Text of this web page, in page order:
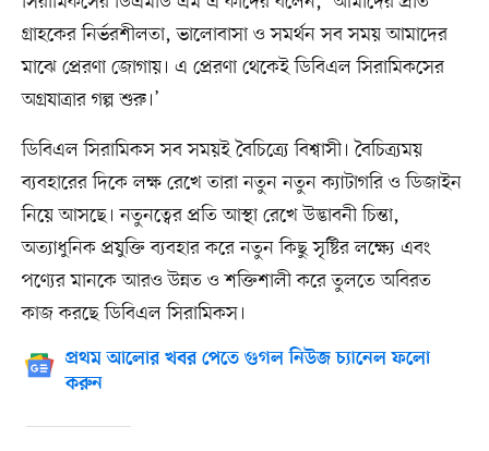
গ্রাহকের নির্ভরশীলতা, ভালোবাসা ও সমর্থন সব সময় আমাদের
মাঝে প্রেরণা জোগায়। এ প্রেরণা থেকেই ডিবিএল সিরামিকসের
অগ্রযাত্রার গল্প শুরু।’
ডিবিএল সিরামিকস সব সময়ই বৈচিত্র্যে বিশ্বাসী। বৈচিত্র্যময়
ব্যবহারের দিকে লক্ষ রেখে তারা নতুন নতুন ক্যাটাগরি ও ডিজাইন
নিয়ে আসছে। নতুনত্বের প্রতি আস্থা রেখে উদ্ভাবনী চিন্তা,
অত্যাধুনিক প্রযুক্তি ব্যবহার করে নতুন কিছু সৃষ্টির লক্ষ্যে এবং
পণ্যের মানকে আরও উন্নত ও শক্তিশালী করে তুলতে অবিরত
কাজ করছে ডিবিএল সিরামিকস।
প্রথম আলোর খবর পেতে গুগল নিউজ চ্যানেল ফলো
করুন